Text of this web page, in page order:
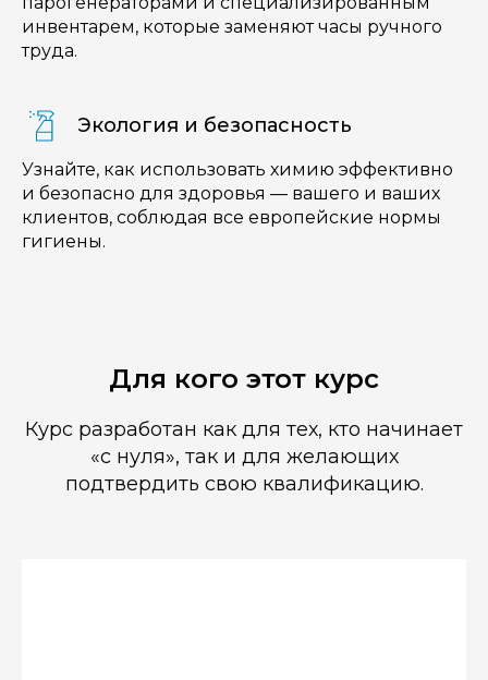
инвентарем, которые заменяют часы ручного
труда.
Экология и безопасность
Узнайте, как использовать химию эффективно
и безопасно для здоровья — вашего и ваших
клиентов, соблюдая все европейские нормы
гигиены.
Для кого этот курс
Курс разработан как для тех, кто начинает
«с нуля», так и для желающих
подтвердить свою квалификацию.